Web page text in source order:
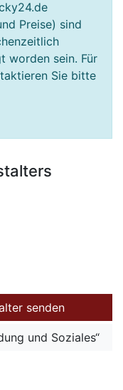
Preise) sind
worden sein. Für
Sie bitte
senden
und Soziales“